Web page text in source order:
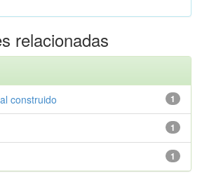
relacionadas
1
construido
1
1